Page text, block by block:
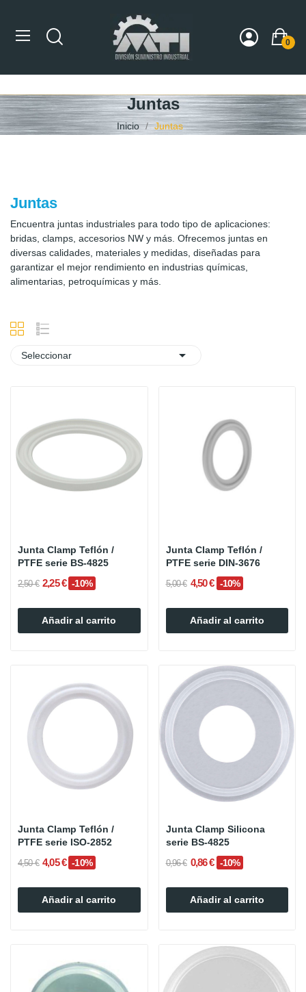
0
Juntas
Inicio Juntas
Juntas
Encuentra juntas industriales para todo tipo de aplicaciones:
bridas, clamps, accesorios NW y más. Ofrecemos juntas en
diversas calidades, materiales y medidas, diseñadas para
garantizar el mejor rendimiento en industrias químicas,
alimentarias, petroquímicas y más.
Seleccionar 
Junta Clamp Teflón /
PTFE serie BS-4825
2,50 € 2,25 € -10%
Añadir al carrito
Junta Clamp Teflón /
PTFE serie DIN-3676
5,00 € 4,50 € -10%
Añadir al carrito
Junta Clamp Teflón /
PTFE serie ISO-2852
4,50 € 4,05 € -10%
Añadir al carrito
Junta Clamp Silicona
serie BS-4825
0,96 € 0,86 € -10%
Añadir al carrito